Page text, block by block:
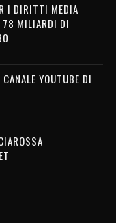
I DIRITTI MEDIA
78 MILIARDI DI
YOUTUBE DI